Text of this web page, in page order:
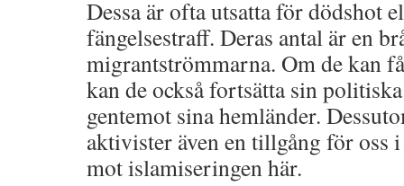
Dessa är ofta utsatta för dödshot
fängelsestraff. Deras antal är en
migrantströmmarna. Om de kan
kan de också fortsätta sin
gentemot sina hemländer.
aktivister även en tillgång för oss
mot islamiseringen här.